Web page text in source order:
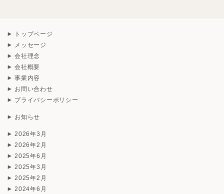
トップページ
メッセージ
会社理念
会社概要
事業内容
お問い合わせ
プライバシーポリシー
お知らせ
2026年3月
2026年2月
2025年6月
2025年3月
2025年2月
2024年6月